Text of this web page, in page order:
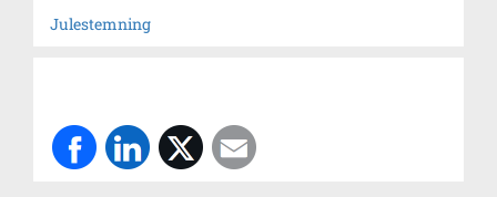
Julestemning